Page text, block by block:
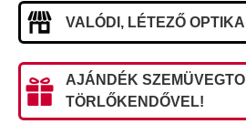
VALÓDI, LÉTEZŐ
AJÁNDÉK
TÖRLŐKENDŐVEL!